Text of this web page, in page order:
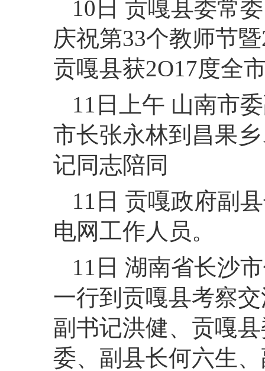
10日 贡嘎县委常
庆祝第33个教师节
贡嘎县获2O17度全
11日上午 山南市
市长张永林到昌果
记同志陪同
11日 贡嘎政府副
电网工作人员。
11日 湖南省长沙
一行到贡嘎县考察
副书记洪健、贡嘎
委、副县长何六生